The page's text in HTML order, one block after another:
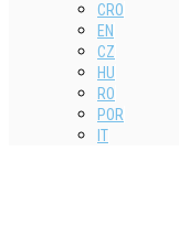
CRO
EN
CZ
HU
RO
POR
IT